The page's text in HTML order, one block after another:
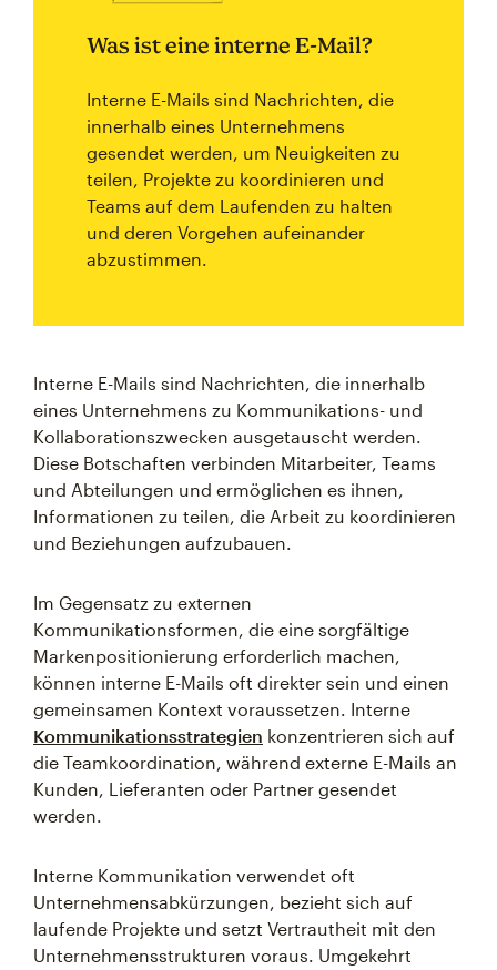
Was ist eine interne E-Mail?
Interne E-Mails sind Nachrichten, die
innerhalb eines Unternehmens
gesendet werden, um Neuigkeiten zu
teilen, Projekte zu koordinieren und
Teams auf dem Laufenden zu halten
und deren Vorgehen aufeinander
abzustimmen.
Interne E-Mails sind Nachrichten, die innerhalb
eines Unternehmens zu Kommunikations- und
Kollaborationszwecken ausgetauscht werden.
Diese Botschaften verbinden Mitarbeiter, Teams
und Abteilungen und ermöglichen es ihnen,
Informationen zu teilen, die Arbeit zu koordinieren
und Beziehungen aufzubauen.
Im Gegensatz zu externen
Kommunikationsformen, die eine sorgfältige
Markenpositionierung erforderlich machen,
können interne E-Mails oft direkter sein und einen
gemeinsamen Kontext voraussetzen. Interne
Kommunikationsstrategien konzentrieren sich auf
die Teamkoordination, während externe E-Mails an
Kunden, Lieferanten oder Partner gesendet
werden.
Interne Kommunikation verwendet oft
Unternehmensabkürzungen, bezieht sich auf
laufende Projekte und setzt Vertrautheit mit den
Unternehmensstrukturen voraus. Umgekehrt